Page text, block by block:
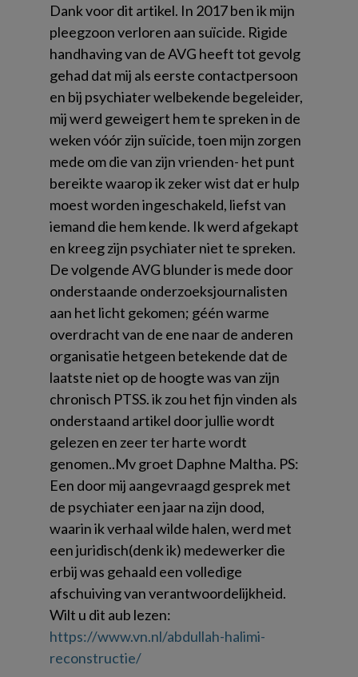
Dank voor dit artikel. In 2017 ben ik mijn
pleegzoon verloren aan suïcide. Rigide
handhaving van de AVG heeft tot gevolg
gehad dat mij als eerste contactpersoon
en bij psychiater welbekende begeleider,
mij werd geweigert hem te spreken in de
weken vóór zijn suïcide, toen mijn zorgen
mede om die van zijn vrienden- het punt
bereikte waarop ik zeker wist dat er hulp
moest worden ingeschakeld, liefst van
iemand die hem kende. Ik werd afgekapt
en kreeg zijn psychiater niet te spreken.
De volgende AVG blunder is mede door
onderstaande onderzoeksjournalisten
aan het licht gekomen; géén warme
overdracht van de ene naar de anderen
organisatie hetgeen betekende dat de
laatste niet op de hoogte was van zijn
chronisch PTSS. ik zou het fijn vinden als
onderstaand artikel door jullie wordt
gelezen en zeer ter harte wordt
genomen..Mv groet Daphne Maltha. PS:
Een door mij aangevraagd gesprek met
de psychiater een jaar na zijn dood,
waarin ik verhaal wilde halen, werd met
een juridisch(denk ik) medewerker die
erbij was gehaald een volledige
afschuiving van verantwoordelijkheid.
Wilt u dit aub lezen:
https://www.vn.nl/abdullah-halimi-
reconstructie/